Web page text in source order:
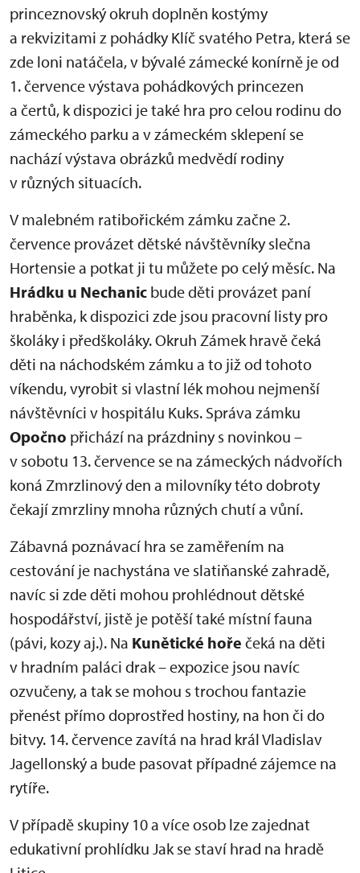
princeznovský okruh doplněn kostýmy
a rekvizitami z pohádky Klíč svatého Petra, která se
zde loni natáčela, v bývalé zámecké konírně je od
1. července výstava pohádkových princezen
a čertů, k dispozici je také hra pro celou rodinu do
zámeckého parku a v zámeckém sklepení se
nachází výstava obrázků medvědí rodiny
v různých situacích.
V malebném ratibořickém zámku začne 2.
července provázet dětské návštěvníky slečna
Hortensie a potkat ji tu můžete po celý měsíc. Na
Hrádku u Nechanic bude děti provázet paní
hraběnka, k dispozici zde jsou pracovní listy pro
školáky i předškoláky. Okruh Zámek hravě čeká
děti na náchodském zámku a to již od tohoto
víkendu, vyrobit si vlastní lék mohou nejmenší
návštěvníci v hospitálu Kuks. Správa zámku
Opočno přichází na prázdniny s novinkou –
v sobotu 13. července se na zámeckých nádvořích
koná Zmrzlinový den a milovníky této dobroty
čekají zmrzliny mnoha různých chutí a vůní.
Zábavná poznávací hra se zaměřením na
cestování je nachystána ve slatiňanské zahradě,
navíc si zde děti mohou prohlédnout dětské
hospodářství, jistě je potěší také místní fauna
(pávi, kozy aj.). Na Kunětické hoře čeká na děti
v hradním paláci drak – expozice jsou navíc
ozvučeny, a tak se mohou s trochou fantazie
přenést přímo doprostřed hostiny, na hon či do
bitvy. 14. července zavítá na hrad král Vladislav
Jagellonský a bude pasovat případné zájemce na
rytíře.
V případě skupiny 10 a více osob lze zajednat
edukativní prohlídku Jak se staví hrad na hradě